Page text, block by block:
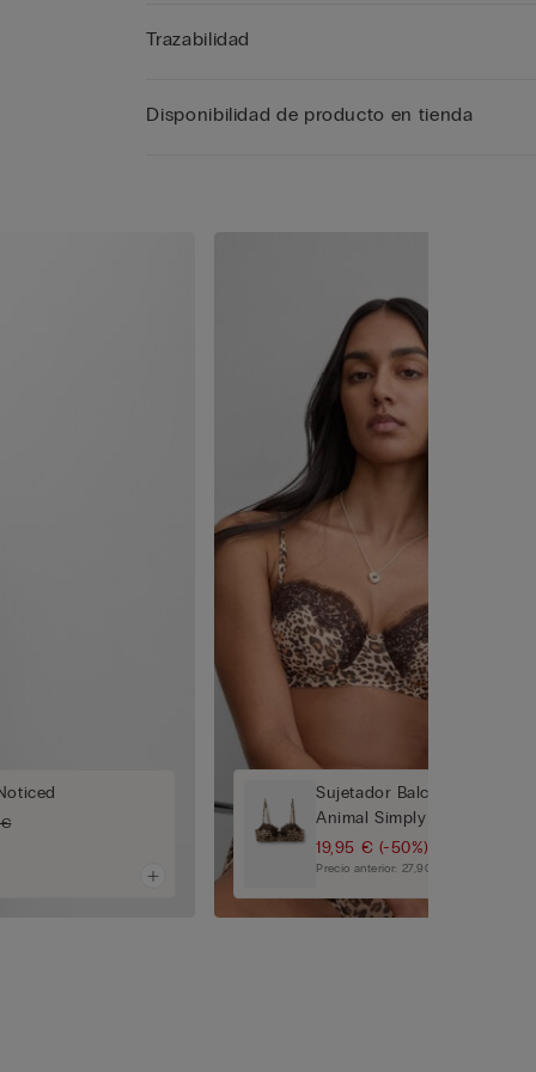
Trazabilidad
Disponibilidad de producto en tienda
€
Sujetador Balconette Sofia
Animal Simply Iconic
19,95 € (-50%)
Precio anterior: 27,90 €